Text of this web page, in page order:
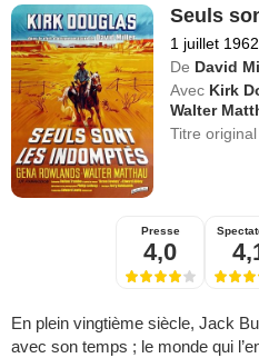
Seuls
1 juillet 1962
De David
Avec Kirk
Walter
Titre original
Presse
4,0
En plein vingtième siècle, Jack
avec son temps ; le monde qui